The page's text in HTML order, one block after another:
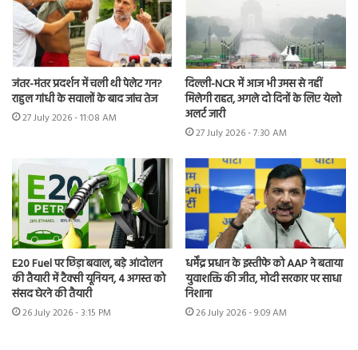
जंतर-मंतर प्रदर्शन में चली थी पेलेट गन?
राहुल गांधी के सवालों के बाद जांच तेज
27 July 2026 - 11:08 AM
दिल्ली-NCR में आज भी उमस से नहीं
मिलेगी राहत, अगले दो दिनों के लिए येलो
अलर्ट जारी
27 July 2026 - 7:30 AM
E20 Fuel पर छिड़ा बवाल, बड़े आंदोलन
की तैयारी में टैक्सी यूनियन, 4 अगस्त को
संसद घेरने की तैयारी
26 July 2026 - 3:15 PM
धर्मेंद्र प्रधान के इस्तीफे को AAP ने बताया
युवाशक्ति की जीत, मोदी सरकार पर साधा
निशाना
26 July 2026 - 9:09 AM